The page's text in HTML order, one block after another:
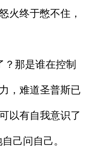
火终于憋不住，
那是谁在控制
，难道圣普斯已
以有自我意识了
己问自己。